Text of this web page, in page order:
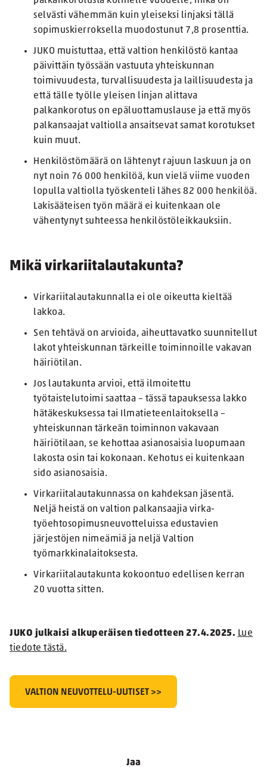
selvästi vähemmän kuin yleiseksi linjaksi tällä
sopimuskierroksella muodostunut 7,8 prosenttia.
JUKO muistuttaa, että valtion henkilöstö kantaa
päivittäin työssään vastuuta yhteiskunnan
toimivuudesta, turvallisuudesta ja laillisuudesta ja
että tälle työlle yleisen linjan alittava
palkankorotus on epäluottamuslause ja että myös
palkansaajat valtiolla ansaitsevat samat korotukset
kuin muut.
Henkilöstömäärä on lähtenyt rajuun laskuun ja on
nyt noin 76 000 henkilöä, kun vielä viime vuoden
lopulla valtiolla työskenteli lähes 82 000 henkilöä.
Lakisääteisen työn määrä ei kuitenkaan ole
vähentynyt suhteessa henkilöstöleikkauksiin.
Mikä virkariitalautakunta?
Virkariitalautakunnalla ei ole oikeutta kieltää
lakkoa.
Sen tehtävä on arvioida, aiheuttavatko suunnitellut
lakot yhteiskunnan tärkeille toiminnoille vakavan
häiriötilan.
Jos lautakunta arvioi, että ilmoitettu
työtaistelutoimi saattaa – tässä tapauksessa lakko
hätäkeskuksessa tai Ilmatieteenlaitoksella –
yhteiskunnan tärkeän toiminnon vakavaan
häiriötilaan, se kehottaa asianosaisia luopumaan
lakosta osin tai kokonaan. Kehotus ei kuitenkaan
sido asianosaisia.
Virkariitalautakunnassa on kahdeksan jäsentä.
Neljä heistä on valtion palkansaajia virka-
työehtosopimusneuvotteluissa edustavien
järjestöjen nimeämiä ja neljä Valtion
työmarkkinalaitoksesta.
Virkariitalautakunta kokoontuo edellisen kerran
20 vuotta sitten.
JUKO julkaisi alkuperäisen tiedotteen 27.4.2025. Lue
tiedote tästä.
VALTION NEUVOTTELU-UUTISET >>
Jaa